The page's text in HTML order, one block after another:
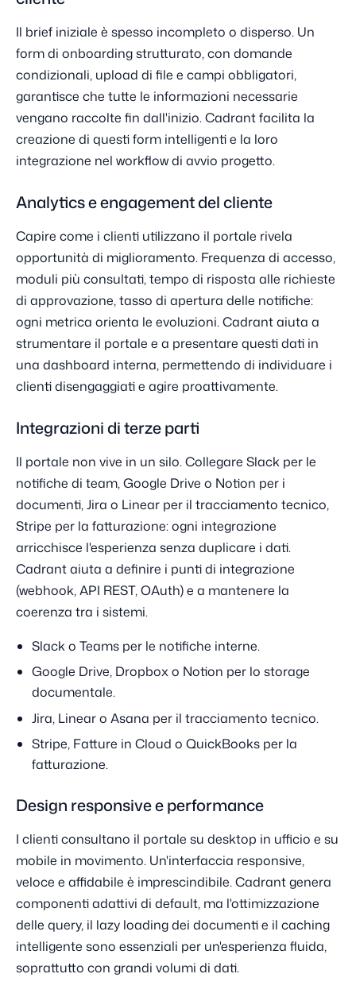
Il brief iniziale è spesso incompleto o disperso. Un
form di onboarding strutturato, con domande
condizionali, upload di file e campi obbligatori,
garantisce che tutte le informazioni necessarie
vengano raccolte fin dall'inizio. Cadrant facilita la
creazione di questi form intelligenti e la loro
integrazione nel workflow di avvio progetto.
Analytics e engagement del cliente
Capire come i clienti utilizzano il portale rivela
opportunità di miglioramento. Frequenza di accesso,
moduli più consultati, tempo di risposta alle richieste
di approvazione, tasso di apertura delle notifiche:
ogni metrica orienta le evoluzioni. Cadrant aiuta a
strumentare il portale e a presentare questi dati in
una dashboard interna, permettendo di individuare i
clienti disengaggiati e agire proattivamente.
Integrazioni di terze parti
Il portale non vive in un silo. Collegare Slack per le
notifiche di team, Google Drive o Notion per i
documenti, Jira o Linear per il tracciamento tecnico,
Stripe per la fatturazione: ogni integrazione
arricchisce l'esperienza senza duplicare i dati.
Cadrant aiuta a definire i punti di integrazione
(webhook, API REST, OAuth) e a mantenere la
coerenza tra i sistemi.
Slack o Teams per le notifiche interne.
Google Drive, Dropbox o Notion per lo storage
documentale.
Jira, Linear o Asana per il tracciamento tecnico.
Stripe, Fatture in Cloud o QuickBooks per la
fatturazione.
Design responsive e performance
I clienti consultano il portale su desktop in ufficio e su
mobile in movimento. Un'interfaccia responsive,
veloce e affidabile è imprescindibile. Cadrant genera
componenti adattivi di default, ma l'ottimizzazione
delle query, il lazy loading dei documenti e il caching
intelligente sono essenziali per un'esperienza fluida,
soprattutto con grandi volumi di dati.